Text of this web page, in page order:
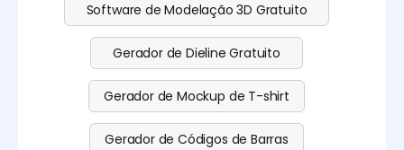
Software de Modelação 3D Gratuito
Gerador de Dieline Gratuito
Gerador de Mockup de T-shirt
Gerador de Códigos de Barras